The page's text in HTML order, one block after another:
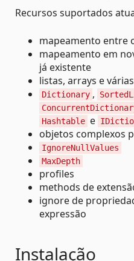
Recursos suportados
mapeamento entre
mapeamento em
já existente
listas, arrays e
Dictionary ,
Hashtable e
objetos complexos
IgnoreNullValues
MaxDepth
profiles
methods de
ignore de
expressão
Instalação